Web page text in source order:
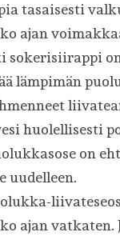
tasaisesti
ajan
sokerisiirappi
lämpimän
huolellisesti
on
uudelleen.
ajan vatkaten.